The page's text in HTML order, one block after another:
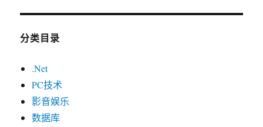
分类目录
.Net
PC技术
影音娱乐
数据库